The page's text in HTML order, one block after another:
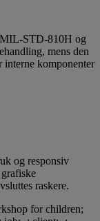
MIL-STD-810H og
mens den
interne komponenter
og responsiv
raskere.